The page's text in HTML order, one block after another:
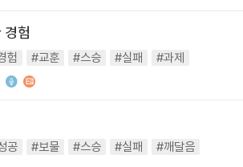
경험
험 #교훈 #스승 #실패 #과제
공 #보물 #스승 #실패
#깨달음